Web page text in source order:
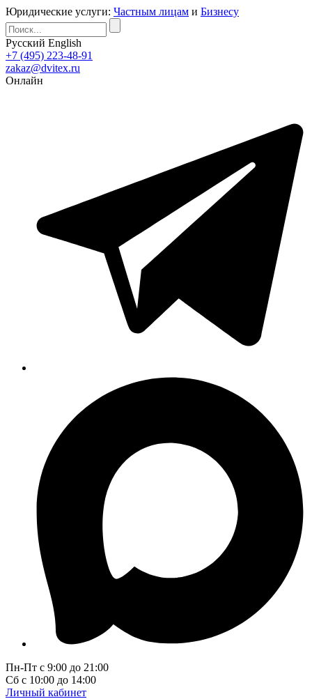
Юридические услуги: Частным лицам и Бизнесу
Русский English
+7 (495) 223-48-91
zakaz@dvitex.ru
Онлайн
Пн-Пт с 9:00 до 21:00
Сб с 10:00 до 14:00
Личный кабинет